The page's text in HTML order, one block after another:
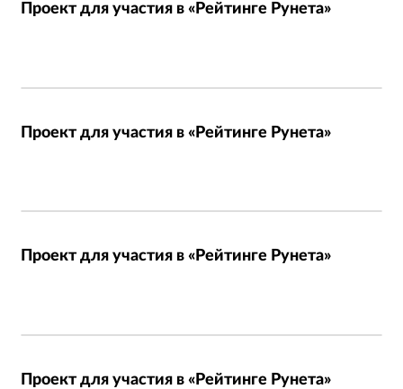
Проект для участия в «Рейтинге Рунета»
Проект для участия в «Рейтинге Рунета»
Проект для участия в «Рейтинге Рунета»
Проект для участия в «Рейтинге Рунета»